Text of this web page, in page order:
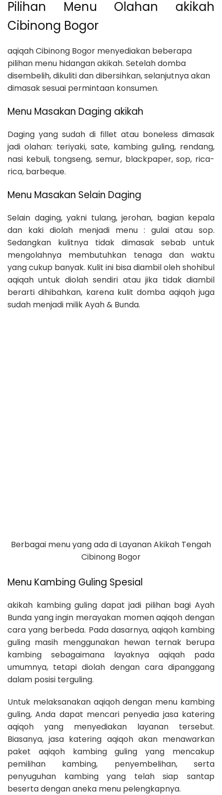
Pilihan Menu Olahan akikah
Cibinong Bogor
aqiqah Cibinong Bogor menyediakan beberapa
pilihan menu hidangan akikah. Setelah domba
disembelih, dikuliti dan dibersihkan, selanjutnya akan
dimasak sesuai permintaan konsumen.
Menu Masakan Daging akikah
Daging yang sudah di fillet atau boneless dimasak
jadi olahan: teriyaki, sate, kambing guling, rendang,
nasi kebuli, tongseng, semur, blackpaper, sop, rica-
rica, barbeque.
Menu Masakan Selain Daging
Selain daging, yakni tulang, jerohan, bagian kepala
dan kaki diolah menjadi menu : gulai atau sop.
Sedangkan kulitnya tidak dimasak sebab untuk
mengolahnya membutuhkan tenaga dan waktu
yang cukup banyak. Kulit ini bisa diambil oleh shohibul
aqiqah untuk diolah sendiri atau jika tidak diambil
berarti dihibahkan, karena kulit domba aqiqoh juga
sudah menjadi milik Ayah & Bunda.
Berbagai menu yang ada di Layanan Akikah Tengah
Cibinong Bogor
Menu Kambing Guling Spesial
akikah kambing guling dapat jadi pilihan bagi Ayah
Bunda yang ingin merayakan momen aqiqoh dengan
cara yang berbeda. Pada dasarnya, aqiqoh kambing
guling masih menggunakan hewan ternak berupa
kambing sebagaimana layaknya aqiqah pada
umumnya, tetapi diolah dengan cara dipanggang
dalam posisi terguling.
Untuk melaksanakan aqiqoh dengan menu kambing
guling, Anda dapat mencari penyedia jasa katering
aqiqoh yang menyediakan layanan tersebut.
Biasanya, jasa katering aqiqoh akan menawarkan
paket aqiqoh kambing guling yang mencakup
pemilihan kambing, penyembelihan, serta
penyuguhan kambing yang telah siap santap
beserta dengan aneka menu pelengkapnya.